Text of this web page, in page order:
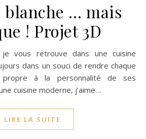
blanche … mais
! Projet 3D
dans un souci de rendre chaque
propre à la personnalité de ses
cuisine moderne, j’aime…
LIRE LA SUITE